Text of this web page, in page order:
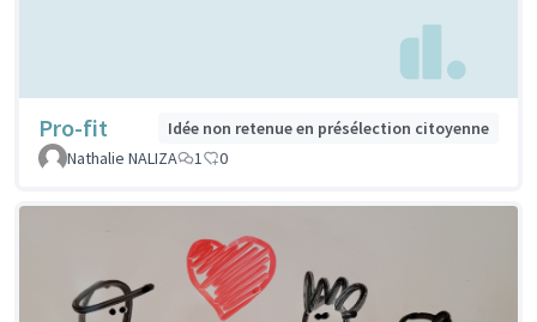
Pro-fit
Idée non retenue en présélection citoyenne
Nathalie NALIZA
1 0